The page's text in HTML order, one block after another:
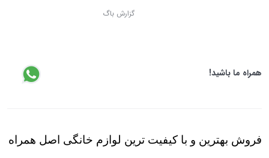
گزارش باگ
همراه ما باشید!
فروش بهترین و با کیفیت ترین لوازم خانگی اصل همراه